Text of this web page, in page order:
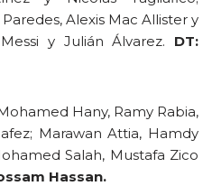
Alexis Mac Allister y
y Julián Álvarez. DT:
Hany, Ramy Rabia,
Marawan Attia, Hamdy
Salah, Mustafa Zico
Hassan.